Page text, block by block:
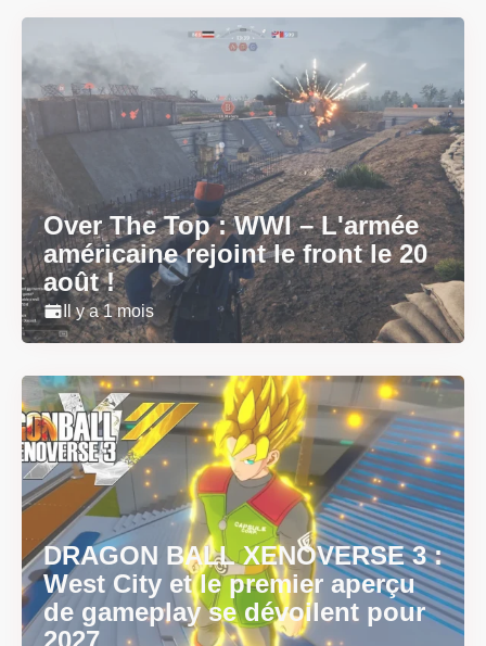
Over The Top : WWI – L'armée
américaine rejoint le front le 20
août !
Il y a 1 mois
DRAGON BALL XENOVERSE 3 :
West City et le premier aperçu
de gameplay se dévoilent pour